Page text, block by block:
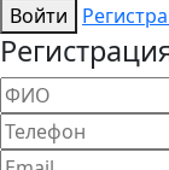
Войти